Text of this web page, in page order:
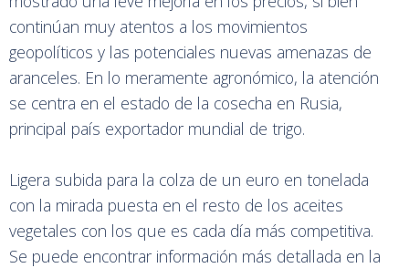
continúan muy atentos a los movimientos
geopolíticos y las potenciales nuevas amenazas de
aranceles. En lo meramente agronómico, la atención
se centra en el estado de la cosecha en Rusia,
principal país exportador mundial de trigo.
Ligera subida para la colza de un euro en tonelada
con la mirada puesta en el resto de los aceites
vegetales con los que es cada día más competitiva.
Se puede encontrar información más detallada en la